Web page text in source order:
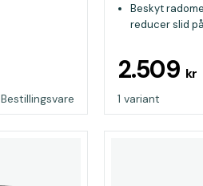
Bestillingsvare
Beskyt
reducer slid
2.509 kr
1 variant